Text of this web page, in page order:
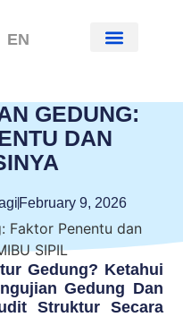
EN
GEDUNG:
DAN
February 9, 2026
Gedung? Ketahui
Gedung Dan
Struktur Secara